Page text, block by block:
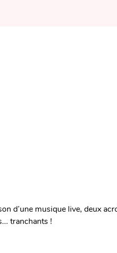
d’une musique live, deux
tranchants !